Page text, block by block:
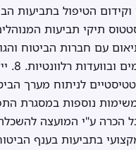
בבית משפט לתביעות קטנות. 5. בקרה אחר סטטוס תיקי
בתהליכי תביעות בתיאום עם חברות הביטוח
הרלוונטיים. 7. הכנת
עירוניים ובבתי משפט. 9. הפקת דוחות סטטיסטיים לניתוח
עבודה פנים עירוניים ועם גופים מחוץ לעירייה. 11. ביצוע משימות
אקדמי שקיבל הכרה ע"י המועצה
במחלקה להערכת תארים אקדמיים מחוץ לארץ. 2. ניסיון מקצועי בתביעות